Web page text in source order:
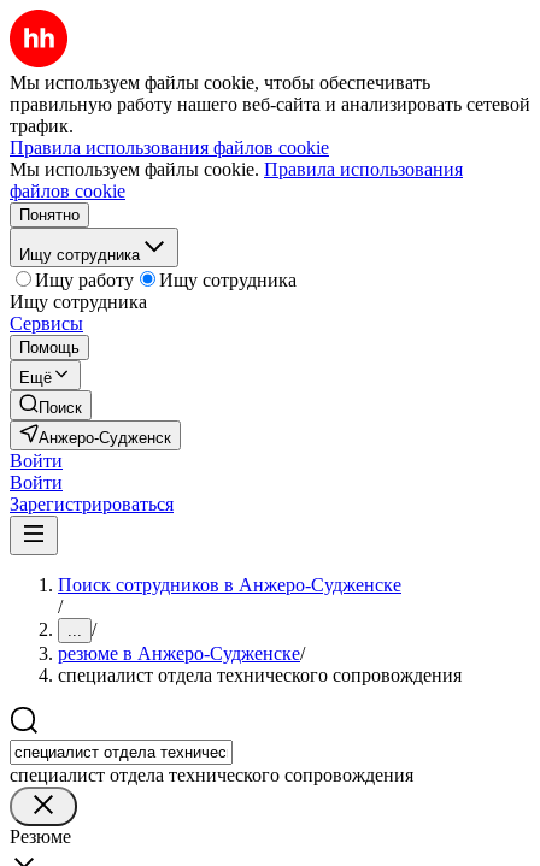
Мы используем файлы cookie, чтобы обеспечивать
правильную работу нашего веб-сайта и анализировать сетевой
трафик.
Правила использования файлов cookie
Мы используем файлы cookie. Правила использования
файлов cookie
Понятно
Ищу сотрудника
Ищу работу
Ищу сотрудника
Ищу сотрудника
Сервисы
Помощь
Ещё
Поиск
Анжеро-Судженск
Войти
Войти
Зарегистрироваться
Поиск сотрудников в Анжеро-Судженске
/
... /
резюме в Анжеро-Судженске/
специалист отдела технического сопровождения
специалист отдела технического сопровождения
Резюме